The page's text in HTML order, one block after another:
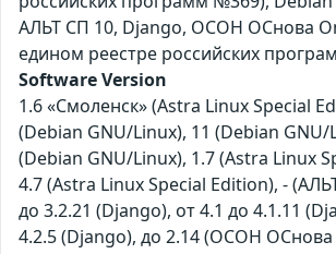
АЛЬТ СП 10, Django, ОСОН ОСнова
едином реестре российских
Software Version
1.6 «Смоленск» (Astra Linux Special
(Debian GNU/Linux), 11 (Debian GNU/
(Debian GNU/Linux), 1.7 (Astra Linux
4.7 (Astra Linux Special Edition), -
до 3.2.21 (Django), от 4.1 до 4.1.11
4.2.5 (Django), до 2.14 (ОСОН